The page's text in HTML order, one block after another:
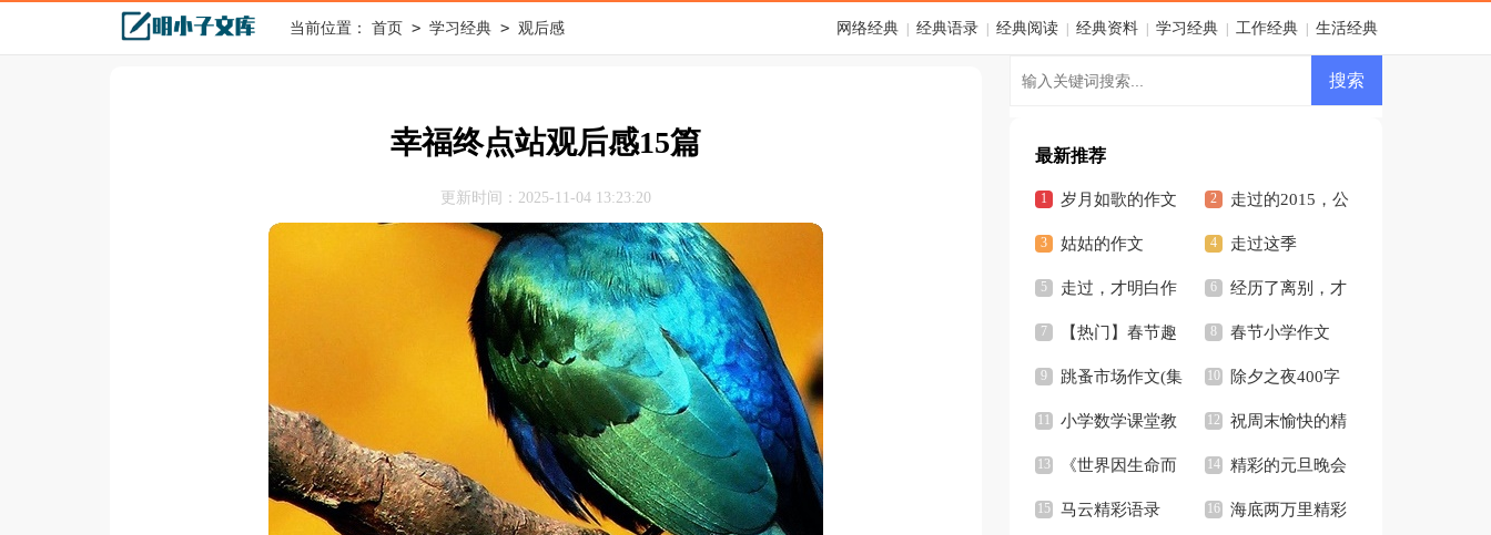
当前位置： 首页 > 学习经典 > 观后感 网络经典 经典语录 经典阅读 经典资料 学习经典 工作经典 生活经典
幸福终点站观后感15篇
更新时间：2025-11-04 13:23:20
最新推荐
岁月如歌的作文
(15篇)
走过的2015，公
路零担物流发生了什
么变化？
姑姑的作文 走过这季
走过，才明白作
文
经历了离别，才
懂得军恋的牵肠挂肚
【热门】春节趣
事作文
春节小学作文
跳蚤市场作文(集
合15篇)
除夕之夜400字
作文
小学数学课堂教
学反思
祝周末愉快的精
美句子
《世界因生命而
精彩》教学反思
精彩的元旦晚会
作文
马云精彩语录 海底两万里精彩